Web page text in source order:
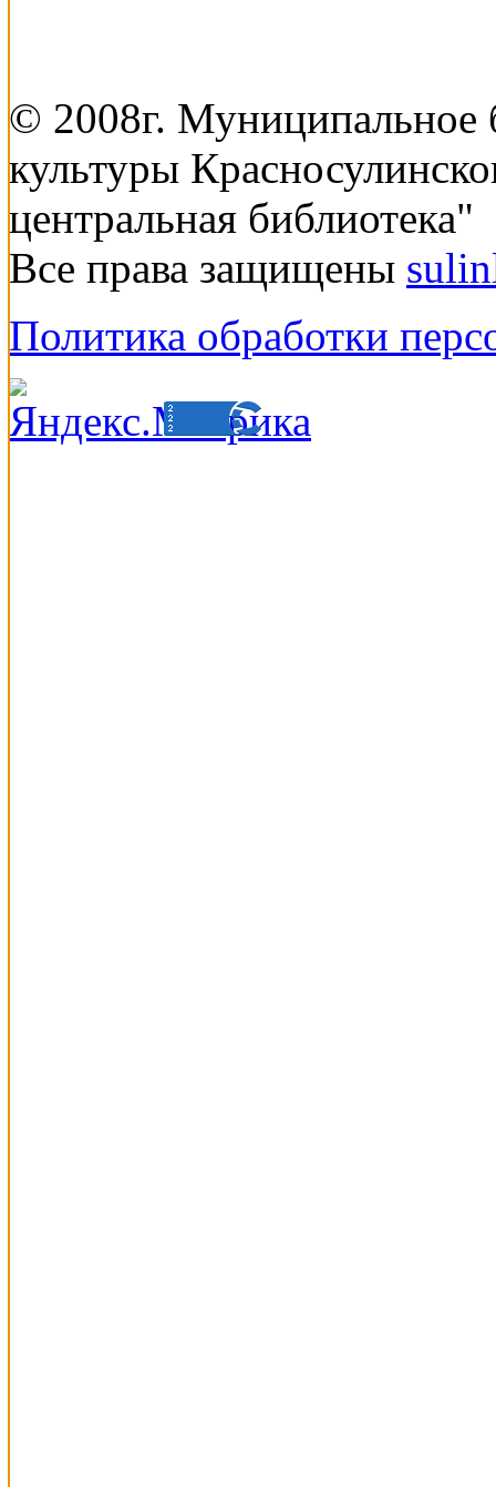
© 2008г. Муниципальное
культуры
центральная библиотека"
Все права защищены
Политика обработки